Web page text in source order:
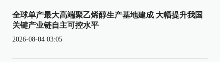
全球单产最大高端聚乙烯醇生产基地建成 大幅提升我国
关键产业链自主可控水平
2026-08-04 03:05